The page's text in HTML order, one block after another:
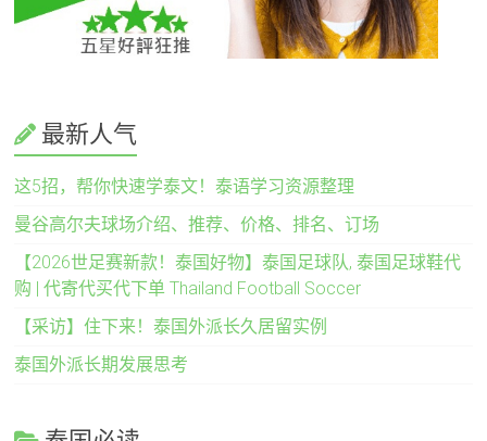
最新人气
这5招，帮你快速学泰文！泰语学习资源整理
曼谷高尔夫球场介绍、推荐、价格、排名、订场
【2026世足赛新款！泰国好物】泰国足球队, 泰国足球鞋代
购 | 代寄代买代下单 Thailand Football Soccer
【采访】住下来！泰国外派长久居留实例
泰国外派长期发展思考